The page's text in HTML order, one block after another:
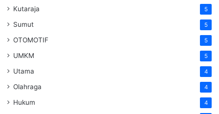
Kutaraja 5
Sumut 5
OTOMOTIF 5
UMKM 5
Utama 4
Olahraga 4
Hukum 4